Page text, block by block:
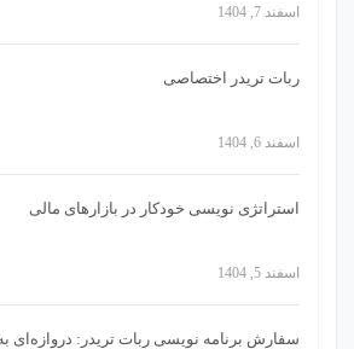
اسفند 7, 1404
ربات تریدر اختصاصی
اسفند 6, 1404
استراتژی‌ نویسی خودکار در بازارهای مالی
اسفند 5, 1404
سفارش برنامه نویسی ربات تریدر: دروازه‌ای